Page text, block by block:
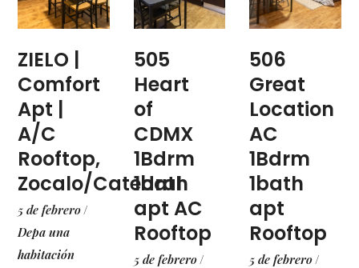
ZIELO |
Comfort
Apt |
A/C
Rooftop,
Zocalo/Catedral
5 de febrero
Depa una
habitación
505
Heart
of
CDMX
1Bdrm
1bath
apt AC
Rooftop
5 de febrero
506
Great
Location
AC
1Bdrm
1bath
apt
Rooftop
5 de febrero